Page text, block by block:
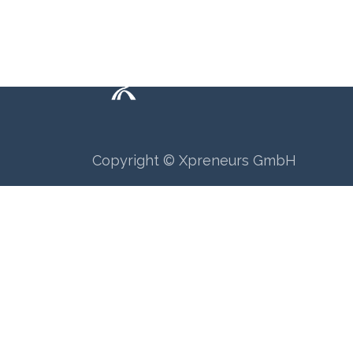
Copyright © Xpreneurs GmbH